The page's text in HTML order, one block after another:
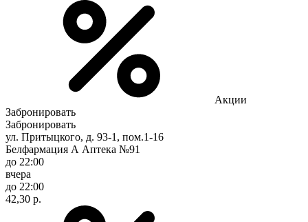
Акции
Забронировать
Забронировать
ул. Притыцкого, д. 93-1, пом.1-16
Белфармация А Аптека №91
до 22:00
вчера
до 22:00
42,30 р.